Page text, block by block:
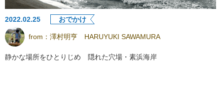
2022.02.25 おでかけ
from： 澤村明亨 HARUYUKI SAWAMURA
静かな場所をひとりじめ 隠れた穴場・素浜海岸